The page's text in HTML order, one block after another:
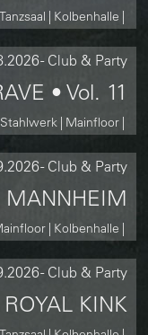
Kolbenhalle
Tanzsaal
- Club & Party
• Vol. 11
Mainfloor
Stahlwerk
- Club & Party
MANNHEIM
Kolbenhalle
- Club & Party
KINK